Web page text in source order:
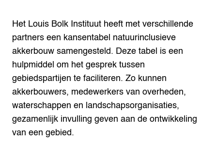
Het Louis Bolk Instituut heeft met verschillende
partners een kansentabel natuurinclusieve
akkerbouw samengesteld. Deze tabel is een
hulpmiddel om het gesprek tussen
gebiedspartijen te faciliteren. Zo kunnen
akkerbouwers, medewerkers van overheden,
waterschappen en landschapsorganisaties,
gezamenlijk invulling geven aan de ontwikkeling
van een gebied.